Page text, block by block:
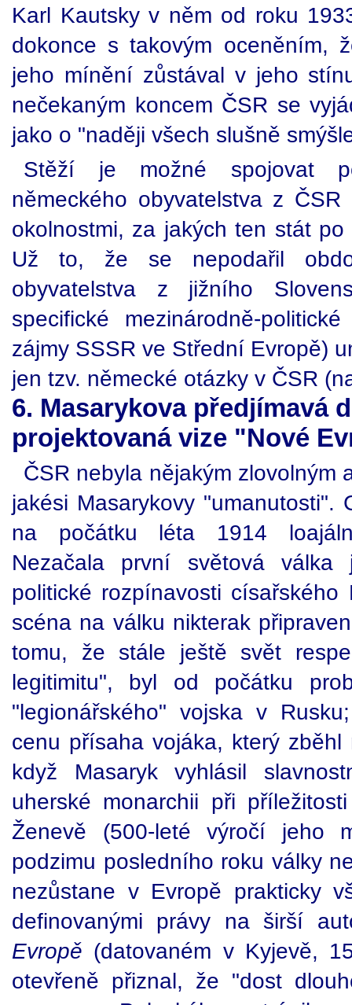
Karl Kautsky v něm od roku
dokonce s takovým oceněním,
jeho mínění zůstával v jeho
nečekaným koncem ČSR se
jako o "naději všech slušně
Stěží je možné spojovat
německého obyvatelstva z
okolnostmi, za jakých ten stát
Už to, že se nepodařil
obyvatelstva z jižního
specifické mezinárodně-
zájmy SSSR ve Střední Evropě)
jen tzv. německé otázky v ČSR
6. Masarykova předjímavá
projektovaná vize "Nové
ČSR nebyla nějakým zlovolným
jakési Masarykovy "umanutosti".
na počátku léta 1914
Nezačala první světová válka
politické rozpínavosti císařského
scéna na válku nikterak
tomu, že stále ještě svět
legitimitu", byl od počátku
"legionářského" vojska v
cenu přísaha vojáka, který
když Masaryk vyhlásil
uherské monarchii při
Ženevě (500-leté výročí jeho
podzimu posledního roku války
nezůstane v Evropě prakticky
definovanými právy na širší
Evropě (datovaném v Kyjevě,
otevřeně přiznal, že "dost